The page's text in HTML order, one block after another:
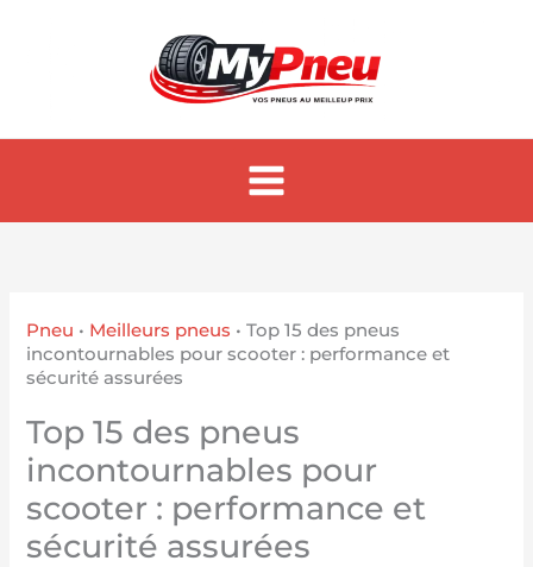
Pneu • Meilleurs pneus •Top 15 des pneus
incontournables pour scooter : performance et
sécurité assurées
Top 15 des pneus
incontournables pour
scooter : performance et
sécurité assurées